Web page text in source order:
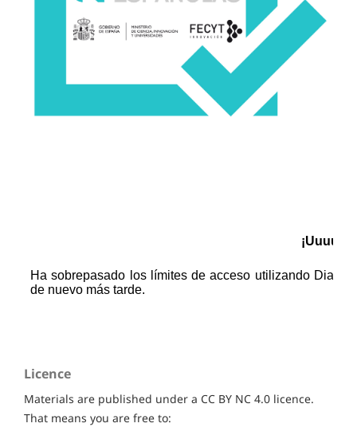
Licence
Materials are published under a CC BY NC 4.0 licence.
That means you are free to: